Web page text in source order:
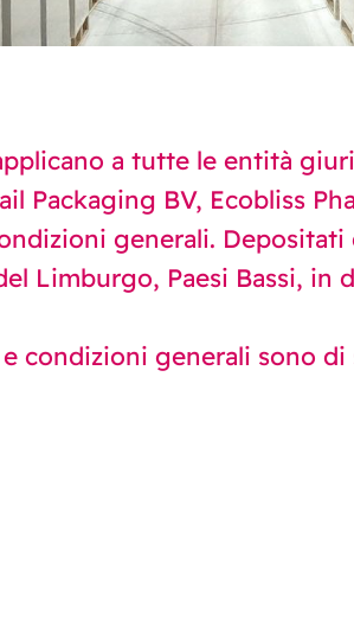
a tutte le entità
Packaging BV, Ecobliss
generali. Depositati
Limburgo, Paesi Bassi, in
condizioni generali sono di